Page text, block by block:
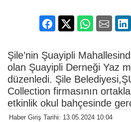
Şile’nin Şuayipli
olan Şuayipli Derneği Yaz
düzenledi. Şile
Collection firmasının
etkinlik okul bahçesinde
Haber Giriş Tarihi: 13.05.2024 10:04